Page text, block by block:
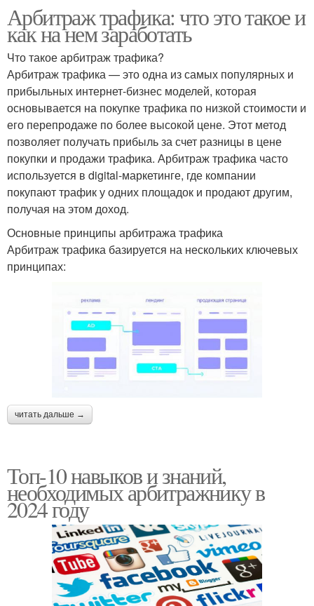
Арбитраж трафика: что это такое и
как на нем заработать
Что такое арбитраж трафика?
Арбитраж трафика — это одна из самых популярных и
прибыльных интернет-бизнес моделей, которая
основывается на покупке трафика по низкой стоимости и
его перепродаже по более высокой цене. Этот метод
позволяет получать прибыль за счет разницы в цене
покупки и продажи трафика. Арбитраж трафика часто
используется в digital-маркетинге, где компании
покупают трафик у одних площадок и продают другим,
получая на этом доход.
Основные принципы арбитража трафика
Арбитраж трафика базируется на нескольких ключевых
принципах:
читать дальше →
Топ-10 навыков и знаний,
необходимых арбитражнику в
2024 году